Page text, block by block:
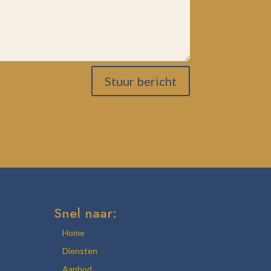
Stuur bericht
Snel naar:
Home
Diensten
Aanbod